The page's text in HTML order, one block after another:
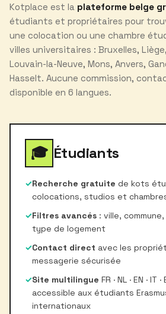
Kotplace est la plateforme belge
étudiants et propriétaires pour
une colocation ou une chambre
villes universitaires : Bruxelles,
Louvain-la-Neuve, Mons, Anvers,
Hasselt. Aucune commission,
disponible en 6 langues.
🎓 Étudiants
✓Recherche gratuite de kots
colocations, studios et
✓Filtres avancés : ville,
type de logement
✓Contact direct avec les
messagerie sécurisée
✓Site multilingue FR · NL · EN · IT
accessible aux étudiants
internationaux